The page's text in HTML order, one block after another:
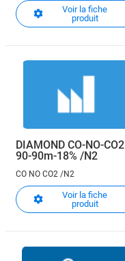
Voir la fiche
produit
DIAMOND CO-NO-CO2
90-90m-18% /N2
CO NO CO2 /N2
Voir la fiche
produit